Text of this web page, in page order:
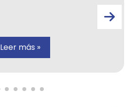
Leer más »